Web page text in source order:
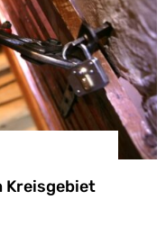
Kreisgebiet